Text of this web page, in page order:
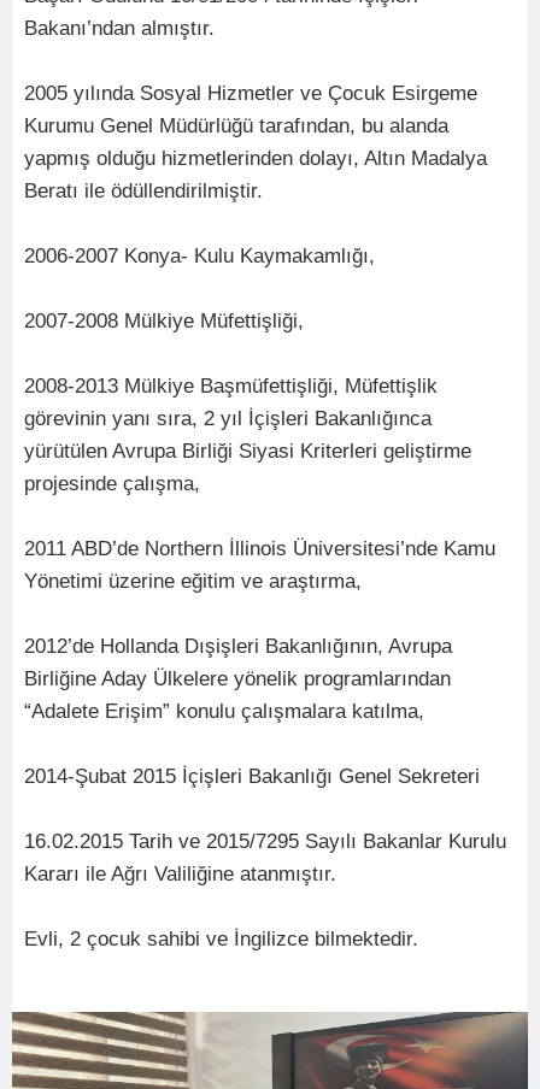
Bakanı’ndan almıştır.
2005 yılında Sosyal Hizmetler ve Çocuk Esirgeme
Kurumu Genel Müdürlüğü tarafından, bu alanda
yapmış olduğu hizmetlerinden dolayı, Altın Madalya
Beratı ile ödüllendirilmiştir.
2006-2007 Konya- Kulu Kaymakamlığı,
2007-2008 Mülkiye Müfettişliği,
2008-2013 Mülkiye Başmüfettişliği, Müfettişlik
görevinin yanı sıra, 2 yıl İçişleri Bakanlığınca
yürütülen Avrupa Birliği Siyasi Kriterleri geliştirme
projesinde çalışma,
2011 ABD’de Northern İllinois Üniversitesi’nde Kamu
Yönetimi üzerine eğitim ve araştırma,
2012’de Hollanda Dışişleri Bakanlığının, Avrupa
Birliğine Aday Ülkelere yönelik programlarından
“Adalete Erişim” konulu çalışmalara katılma,
2014-Şubat 2015 İçişleri Bakanlığı Genel Sekreteri
16.02.2015 Tarih ve 2015/7295 Sayılı Bakanlar Kurulu
Kararı ile Ağrı Valiliğine atanmıştır.
Evli, 2 çocuk sahibi ve İngilizce bilmektedir.